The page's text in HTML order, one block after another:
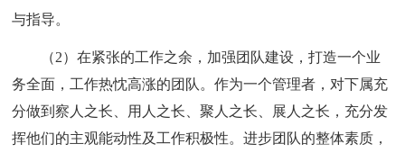
与指导。
（2）在紧张的工作之余，加强团队建设，打造一个业
务全面，工作热忱高涨的团队。作为一个管理者，对下属充
分做到察人之长、用人之长、聚人之长、展人之长，充分发
挥他们的主观能动性及工作积极性。进步团队的整体素质，